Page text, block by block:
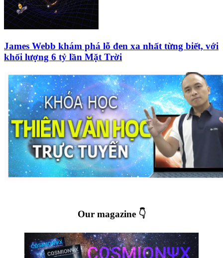
James Webb khám phá lỗ đen xa nhất từng biết, với
khối lượng 6 tỷ lần Mặt Trời
Our magazine 👇